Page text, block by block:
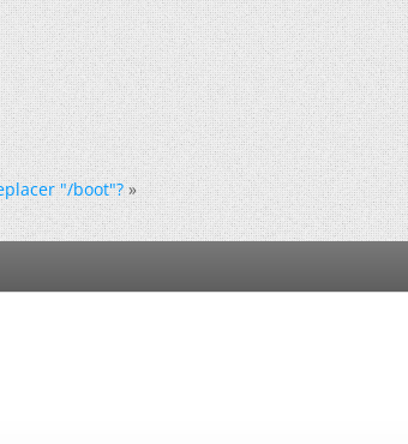
"/boot"? »